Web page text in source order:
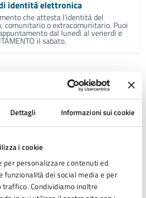
Dettagli Informazioni sui cookie
i cookie
per personalizzare contenuti ed
funzionalità dei social media e per
Condividiamo inoltre
identità elettronica
che attesta l’identità del
comunitario o extracomunitario. Puoi
dal lunedì al venerdì e
il sabato.
CIVILE
ed autocertificazioni
della Popolazione Residente è la
che semplifica i servizi
CIVILE